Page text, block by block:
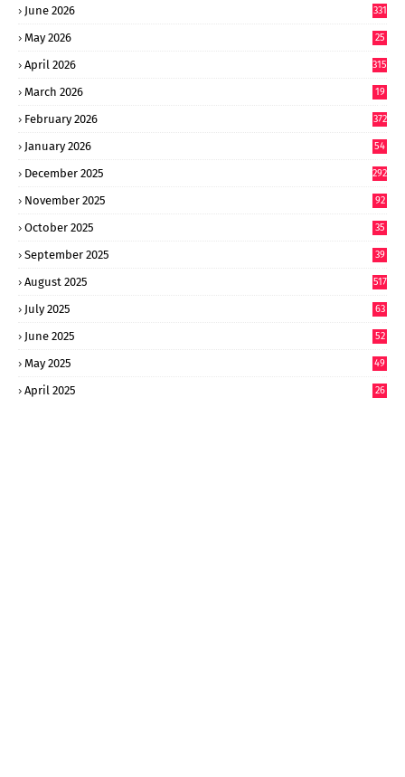
June 2026 331
May 2026
25
April 2026 315
March 2026
19
February 2026 372
January 2026
54
December 2025 292
November 2025 92
October 2025 35
September 2025
39
August 2025 517
July 2025
63
June 2025
52
May 2025
49
April 2025 26